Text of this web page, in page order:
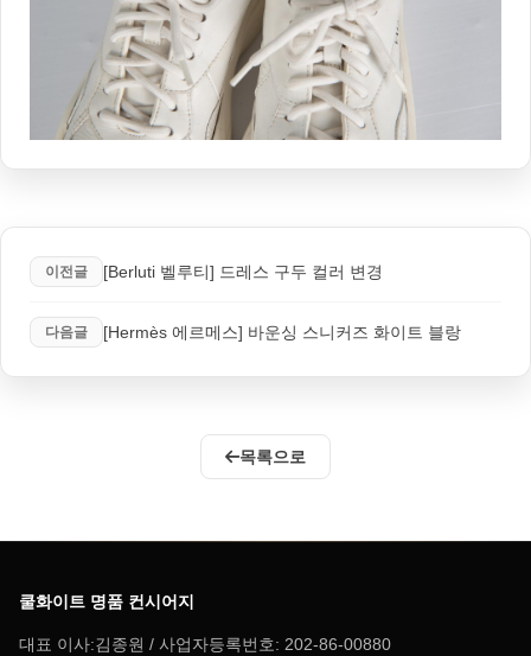
이전글 [Berluti 벨루티] 드레스 구두 컬러 변경
다음글 [Hermès 에르메스] 바운싱 스니커즈 화이트 블랑
목록으로
쿨화이트 명품 컨시어지
대표 이사:김종원 / 사업자등록번호: 202-86-00880